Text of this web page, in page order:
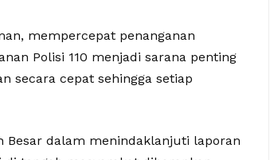
mempercepat penanganan
Polisi 110 menjadi sarana penting
secara cepat sehingga setiap
Besar dalam menindaklanjuti laporan